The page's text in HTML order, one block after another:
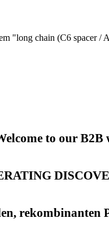
"long chain (C6 spacer
to our B2B